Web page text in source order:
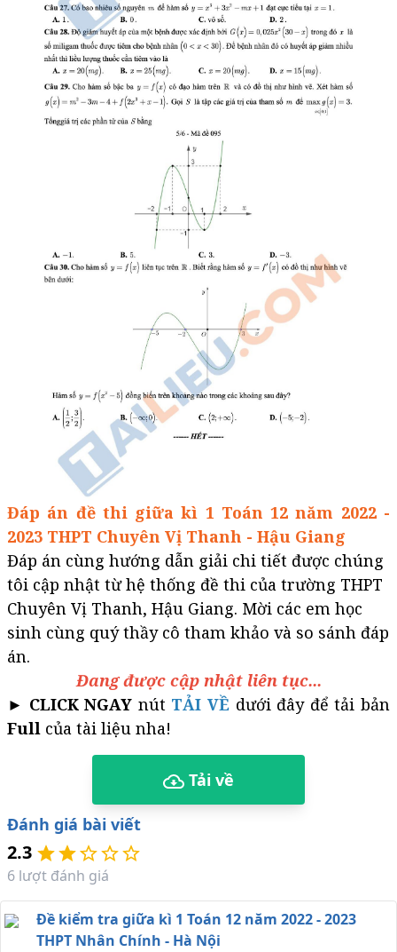
Đáp án đề thi giữa kì 1 Toán 12 năm 2022 -
2023 THPT Chuyên Vị Thanh - Hậu Giang
Đáp án cùng hướng dẫn giải chi tiết được chúng
tôi cập nhật từ hệ thống đề thi của trường THPT
Chuyên Vị Thanh, Hậu Giang. Mời các em học
sinh cùng quý thầy cô tham khảo và so sánh đáp
án.
Đang được cập nhật liên tục...
► CLICK NGAY nút TẢI VỀ dưới đây để tải bản
Full của tài liệu nha!
Tải về
Đánh giá bài viết
2.3
6 lượt đánh giá
Đề kiểm tra giữa kì 1 Toán 12 năm 2022 - 2023
THPT Nhân Chính - Hà Nội